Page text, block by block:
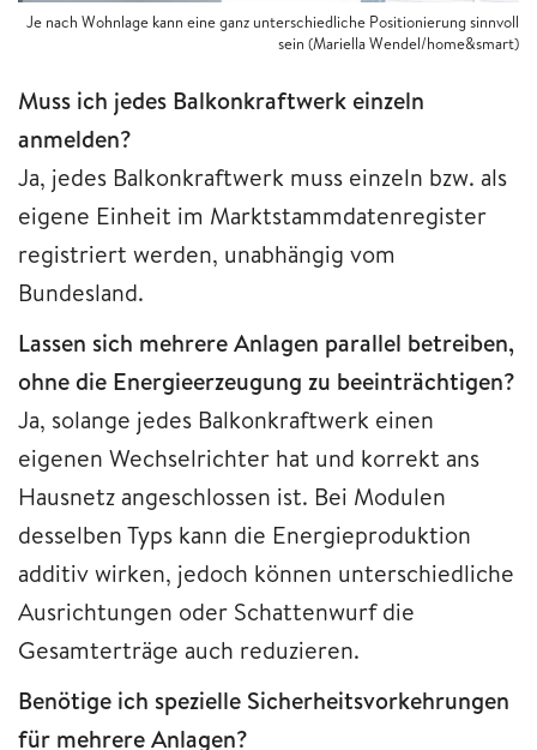
Je nach Wohnlage kann eine ganz unterschiedliche Positionierung sinnvoll
sein (Mariella Wendel/home&smart)
Muss ich jedes Balkonkraftwerk einzeln
anmelden?
Ja, jedes Balkonkraftwerk muss einzeln bzw. als
eigene Einheit im Marktstammdatenregister
registriert werden, unabhängig vom
Bundesland.
Lassen sich mehrere Anlagen parallel betreiben,
ohne die Energieerzeugung zu beeinträchtigen?
Ja, solange jedes Balkonkraftwerk einen
eigenen Wechselrichter hat und korrekt ans
Hausnetz angeschlossen ist. Bei Modulen
desselben Typs kann die Energieproduktion
additiv wirken, jedoch können unterschiedliche
Ausrichtungen oder Schattenwurf die
Gesamterträge auch reduzieren.
Benötige ich spezielle Sicherheitsvorkehrungen
für mehrere Anlagen?